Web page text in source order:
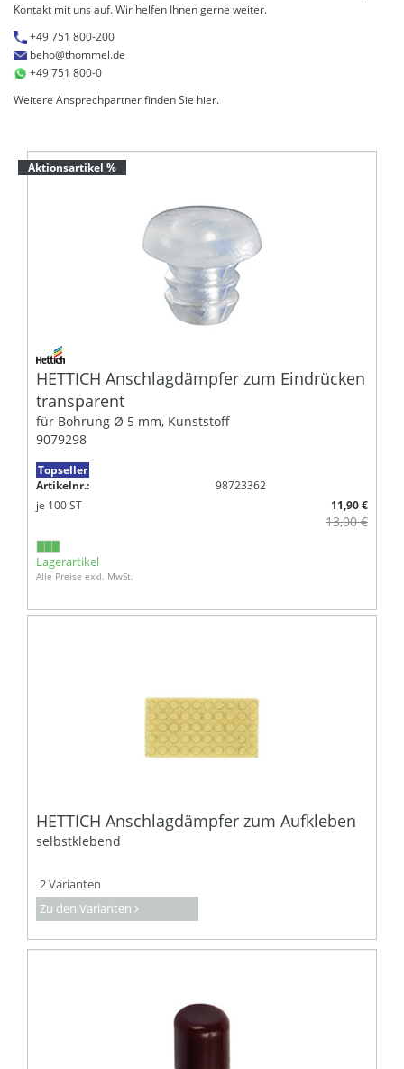
Kontakt mit uns auf. Wir helfen Ihnen gerne weiter.
+49 751 800-200
beho@thommel.de
+49 751 800-0
Weitere Ansprechpartner finden Sie hier.
Aktionsartikel %
HETTICH Anschlagdämpfer zum Eindrücken
transparent
für Bohrung Ø 5 mm, Kunststoff
9079298
Topseller
Artikelnr.:
98723362
je 100ST 11,90 €
13,00 €
Lagerartikel
Alle Preise exkl. MwSt.
HETTICH Anschlagdämpfer zum Aufkleben
selbstklebend
2 Varianten
Zu den Varianten